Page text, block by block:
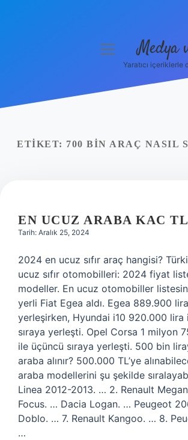
Yasal Uyarı
menüyüMedya
Yaratıcı içeriklerle
ETIKET: 700 BIN ARAÇ NASIL
EN UCUZ ARABA KAC TL
Tarih: Aralık 25, 2024
2024 en ucuz sıfır araç hangisi?
ucuz sıfır otomobilleri: 2024 fiyat
modeller. En ucuz otomobiller
yerli Fiat Egea aldı. Egea 889.900
yerleşirken, Hyundai i10 920.000 lira
sıraya yerleşti. Opel Corsa 1 milyon
ile üçüncü sıraya yerleşti. 500 bin
araba alınır? 500.000 TL’ye
araba modellerini şu şekilde
Linea 2012-2013. … 2. Renault
Focus. … Dacia Logan. … Peugeot
Doblo. … 7. Renault Kangoo. … 8.
…